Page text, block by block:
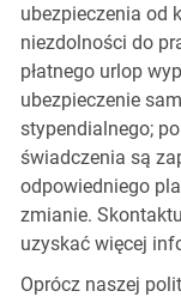
ubezpieczenia od
niezdolności do
płatnego urlop
ubezpieczenie
stypendialnego;
świadczenia są
odpowiedniego
zmianie.
uzyskać więcej
Oprócz naszej